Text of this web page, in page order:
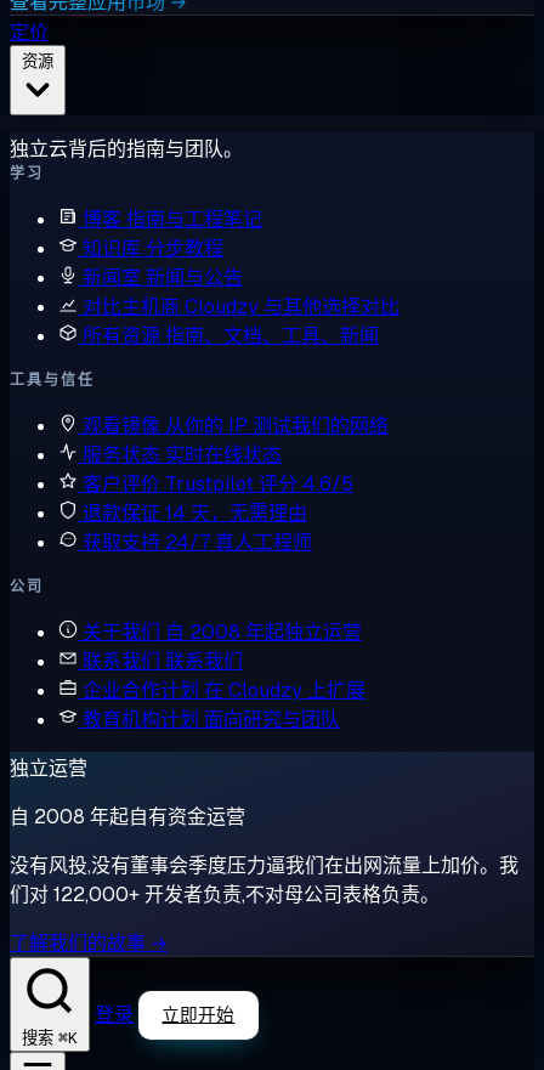
定价
独立云背后的指南与团队。
学习
博客指南与工程笔记
知识库 分步教程
新闻室 新闻与公告
对比主机商 Cloudzy 与其他选择对比
所有资源指南、文档、工具、新闻
工具与信任
观看镜像 从你的 IP 测试我们的网络
服务状态 实时在线状态
客户评价 Trustpilot 评分 4.6/5
退款保证 14 天，无需理由
获取支持 24/7 真人工程师
公司
关于我们 自 2008 年起独立运营
联系我们 联系我们
企业合作计划 在 Cloudzy 上扩展
教育机构计划 面向研究与团队
独立运营
自 2008 年起自有资金运营
没有风投,没有董事会季度压力逼我们在出网流量上加价。我
们对 122,000+ 开发者负责,不对母公司表格负责。
了解我们的故事 →
搜索 ⌘K
登录 立即开始